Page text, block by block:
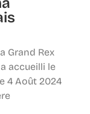
Grand Rex
accueilli le
4 Août 2024